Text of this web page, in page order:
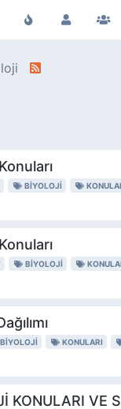
BIYOLOJI
BIYOLOJI
BIYOLOJI KONULARI
KONULARI VE